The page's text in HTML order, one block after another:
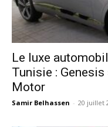
Le luxe
Tunisie : Genesis
Motor
Samir Belhassen - 20 juillet